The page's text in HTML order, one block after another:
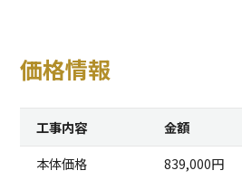
価格情報
工事内容
金額
本体価格
839,000円